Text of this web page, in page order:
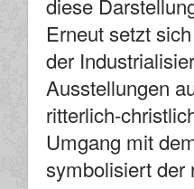
Erneut setzt
der
Ausstellungen
ritterlich-
Umgang mit
symbolisiert der